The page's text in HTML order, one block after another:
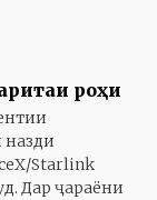
роҳи
назди
Starlink
Дар ҷараёни